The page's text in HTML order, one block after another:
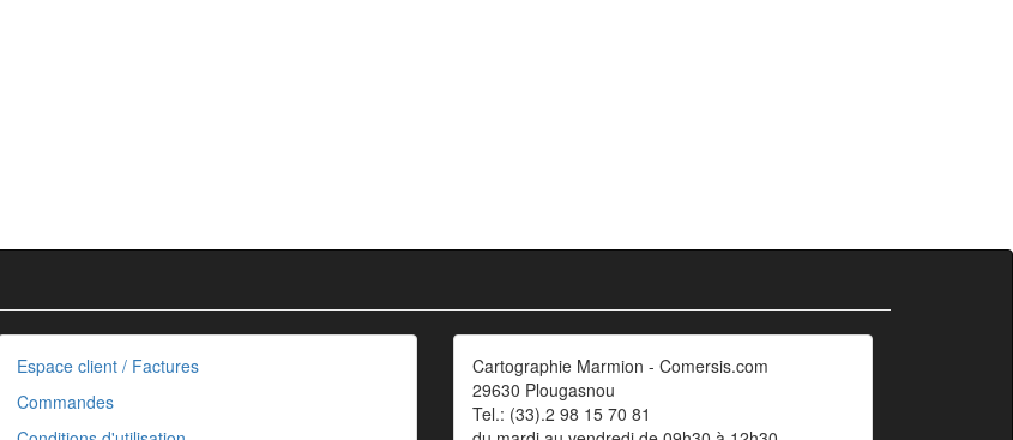
Espace client / Factures
Commandes
Cartographie Marmion - Comersis.com
29630 Plougasnou
Tel.: (33).2 98 15 70 81